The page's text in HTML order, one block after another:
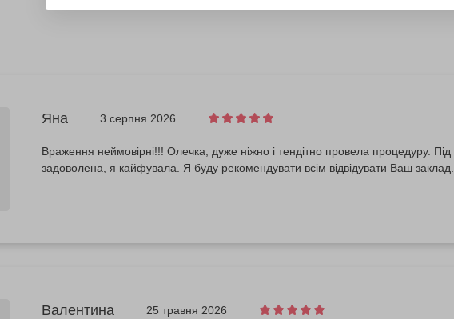
Яна 3 серпня 2026
Враження неймовірні!!! Олечка, дуже ніжно і тендітно провела процедуру.
задоволена, я кайфувала. Я буду рекомендувати всім відвідувати Ваш заклад.
Валентина 25 травня 2026